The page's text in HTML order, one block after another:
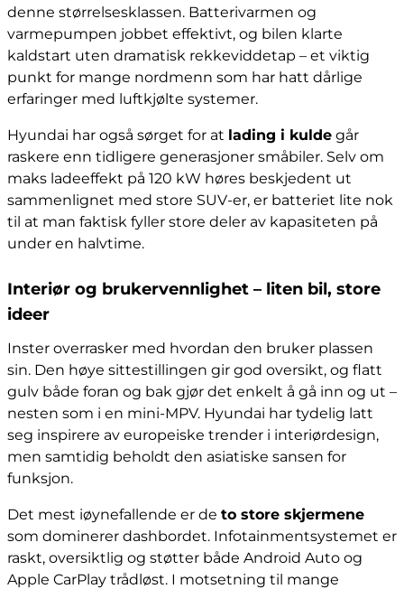
denne størrelsesklassen. Batterivarmen og
varmepumpen jobbet effektivt, og bilen klarte
kaldstart uten dramatisk rekkeviddetap – et viktig
punkt for mange nordmenn som har hatt dårlige
erfaringer med luftkjølte systemer.
Hyundai har også sørget for at lading i kulde går
raskere enn tidligere generasjoner småbiler. Selv om
maks ladeeffekt på 120 kW høres beskjedent ut
sammenlignet med store SUV-er, er batteriet lite nok
til at man faktisk fyller store deler av kapasiteten på
under en halvtime.
Interiør og brukervennlighet – liten bil, store
ideer
Inster overrasker med hvordan den bruker plassen
sin. Den høye sittestillingen gir god oversikt, og flatt
gulv både foran og bak gjør det enkelt å gå inn og ut –
nesten som i en mini-MPV. Hyundai har tydelig latt
seg inspirere av europeiske trender i interiørdesign,
men samtidig beholdt den asiatiske sansen for
funksjon.
Det mest iøynefallende er de to store skjermene
som dominerer dashbordet. Infotainmentsystemet er
raskt, oversiktlig og støtter både Android Auto og
Apple CarPlay trådløst. I motsetning til mange